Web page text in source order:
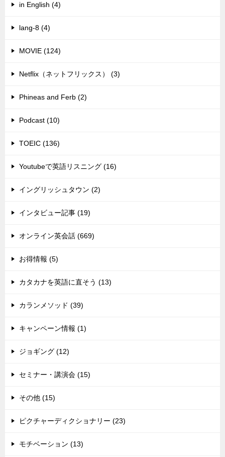
in English (4)
lang-8 (4)
MOVIE (124)
Netflix（ネットフリックス） (3)
Phineas and Ferb (2)
Podcast (10)
TOEIC (136)
Youtubeで英語リスニング (16)
イングリッシュタウン (2)
インタビュー記事 (19)
オンライン英会話 (669)
お得情報 (5)
カタカナを英語に直そう (13)
カランメソッド (39)
キャンペーン情報 (1)
ジョギング (12)
セミナー・講演会 (15)
その他 (15)
ピクチャーディクショナリー (23)
モチベーション (13)